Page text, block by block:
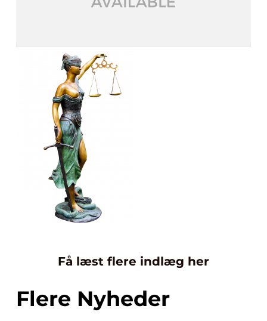
Få læst flere indlæg her
Flere Nyheder